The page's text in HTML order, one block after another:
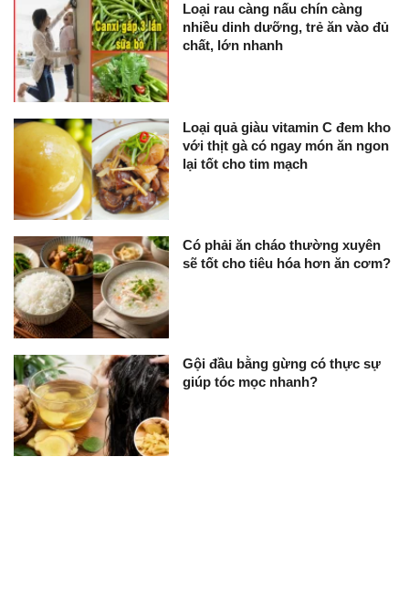
Loại rau càng nấu chín càng
nhiều dinh dưỡng, trẻ ăn vào đủ
chất, lớn nhanh
Loại quả giàu vitamin C đem kho
với thịt gà có ngay món ăn ngon
lại tốt cho tim mạch
Có phải ăn cháo thường xuyên
sẽ tốt cho tiêu hóa hơn ăn cơm?
Gội đầu bằng gừng có thực sự
giúp tóc mọc nhanh?